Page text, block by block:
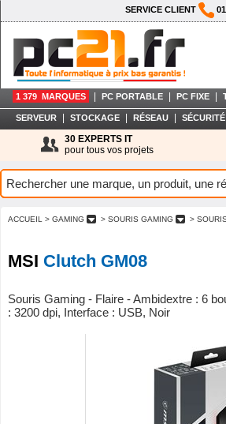
SERVICE CLIENT
1 379 MARQUES PC PORTABLE PC FIXE
SERVEUR STOCKAGE RÉSEAU SÉCURITÉ
30 EXPERTS IT
pour tous vos projets
ACCUEIL > GAMING > SOURIS GAMING >
MSI Clutch GM08
Souris Gaming - Flaire - Ambidextre : 6
: 3200 dpi, Interface : USB, Noir